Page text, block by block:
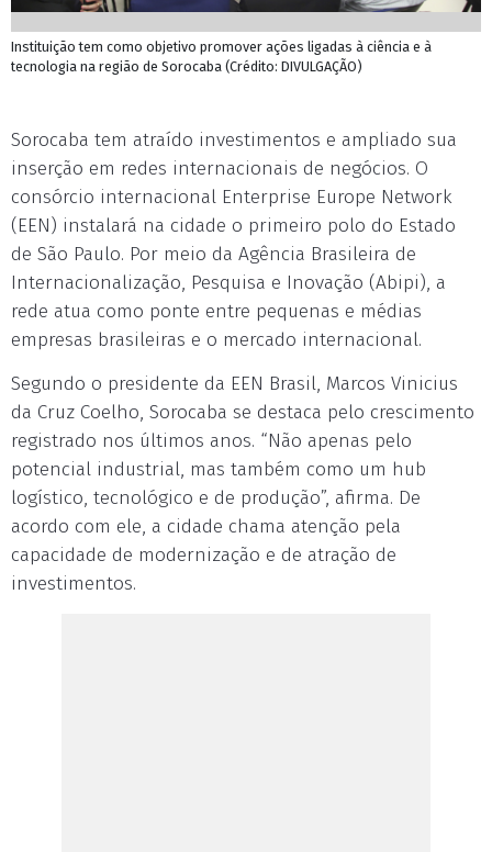
Instituição tem como objetivo promover ações ligadas à ciência e à
tecnologia na região de Sorocaba (Crédito: DIVULGAÇÃO)
Sorocaba tem atraído investimentos e ampliado sua
inserção em redes internacionais de negócios. O
consórcio internacional Enterprise Europe Network
(EEN) instalará na cidade o primeiro polo do Estado
de São Paulo. Por meio da Agência Brasileira de
Internacionalização, Pesquisa e Inovação (Abipi), a
rede atua como ponte entre pequenas e médias
empresas brasileiras e o mercado internacional.
Segundo o presidente da EEN Brasil, Marcos Vinicius
da Cruz Coelho, Sorocaba se destaca pelo crescimento
registrado nos últimos anos. “Não apenas pelo
potencial industrial, mas também como um hub
logístico, tecnológico e de produção”, afirma. De
acordo com ele, a cidade chama atenção pela
capacidade de modernização e de atração de
investimentos.